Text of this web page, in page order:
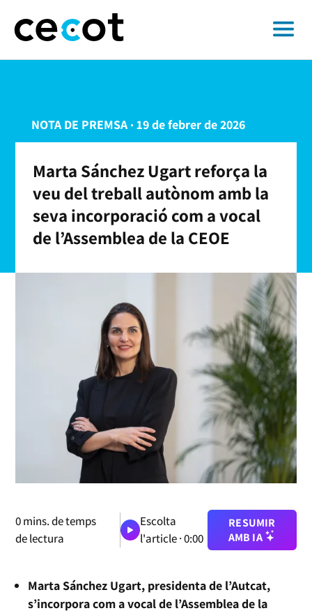
NOTA DE PREMSA · 19 de febrer de 2026
Marta Sánchez Ugart reforça la
veu del treball autònom amb la
seva incorporació com a vocal
de l’Assemblea de la CEOE
0mins. de temps
de lectura
Escolta
l'article ·0:00
RESUMIR
AMB IA
Marta Sánchez Ugart, presidenta de l’Autcat,
s’incorpora com a vocal de l’Assemblea de la